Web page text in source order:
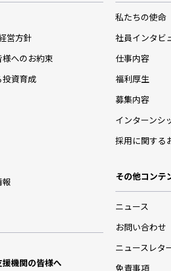
営方針
へのお約束
資育成
機関の皆様へ
私たちの使命
社員インタビ
仕事内容
福利厚生
募集内容
インターンシ
採用に関する
その他コンテ
ニュース
お問い合わせ
ニュースレタ
免責事項